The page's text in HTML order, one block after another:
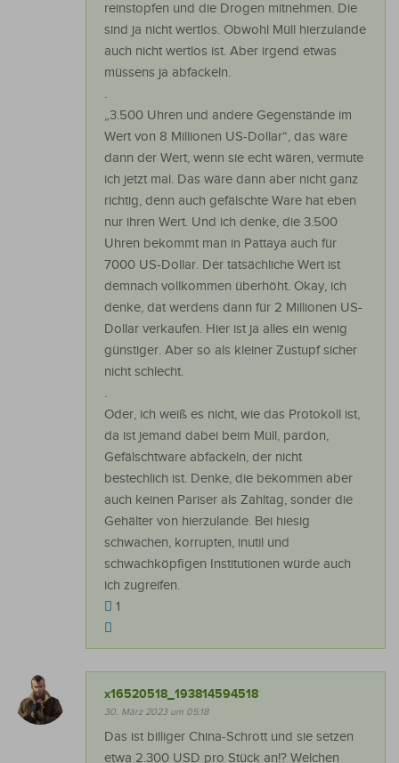
reinstopfen und die Drogen mitnehmen. Die
sind ja nicht wertlos. Obwohl Müll hierzulande
auch nicht wertlos ist. Aber irgend etwas
müssens ja abfackeln.
.
„3.500 Uhren und andere Gegenstände im
Wert von 8 Millionen US-Dollar“, das wäre
dann der Wert, wenn sie echt wären, vermute
ich jetzt mal. Das wäre dann aber nicht ganz
richtig, denn auch gefälschte Ware hat eben
nur ihren Wert. Und ich denke, die 3.500
Uhren bekommt man in Pattaya auch für
7000 US-Dollar. Der tatsächliche Wert ist
demnach vollkommen überhöht. Okay, ich
denke, dat werdens dann für 2 Millionen US-
Dollar verkaufen. Hier ist ja alles ein wenig
günstiger. Aber so als kleiner Zustupf sicher
nicht schlecht.
.
Oder, ich weiß es nicht, wie das Protokoll ist,
da ist jemand dabei beim Müll, pardon,
Gefälschtware abfackeln, der nicht
bestechlich ist. Denke, die bekommen aber
auch keinen Pariser als Zahltag, sonder die
Gehälter von hierzulande. Bei hiesig
schwachen, korrupten, inutil und
schwachköpfigen Institutionen würde auch
ich zugreifen.
1
x16520518_193814594518
30. März 2023 um 05:18
Das ist billiger China-Schrott und sie setzen
etwa 2.300 USD pro Stück an!? Welchen